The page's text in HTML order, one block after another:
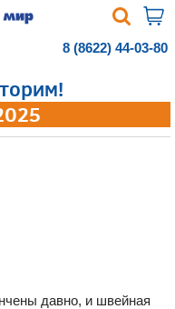
8 (8622) 44-03-80
давно, и швейная